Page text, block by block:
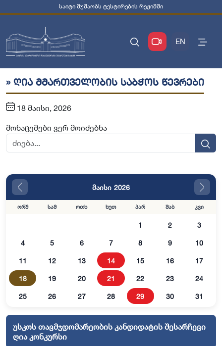
საიტი მუშაობს ტესტირების რეჟიმში
EN
» ღია მმართველობის საბჭოს წევრები
18 მაისი, 2026
მონაცემები ვერ მოიძებნა
მაისი 2026
ორშ სამ ოთხ ხუთ პარ შაბ კვი
1 2 3
4 5 6 7 8 9 10
11 12 13 14 15 16 17
18 19 20 21 22 23 24
25 26 27 28 29 30 31
უსკოს თავმჯდომარეობის კანდიდატის შესარჩევი
ღია კონკურსი